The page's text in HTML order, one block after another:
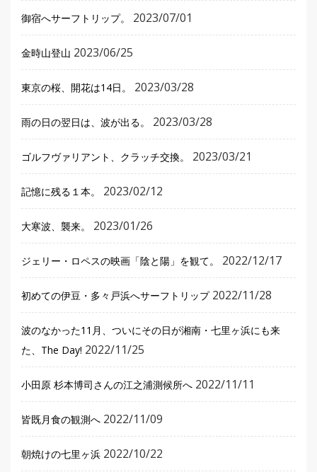
御宿へサーフトリップ。 2023/07/01
金時山登山 2023/06/25
東京の桜、開花は14日。 2023/03/28
雨の日の翌日は、波が出る。 2023/03/28
ゴルフヴァリアント、クラッチ交換。 2023/03/21
記憶に残る１本。 2023/02/12
大寒波、襲来。 2023/01/26
ジェリー・ロペスの映画「陰と陽」を観て。 2022/12/17
初めての伊豆・多々戸浜へサーフトリップ 2022/11/28
波のなかった11月、ついにその日が湘南・七里ヶ浜にも来
た、The Day! 2022/11/25
小田原 杉本博司さんの江之浦測候所へ 2022/11/11
皆既月食の観測へ 2022/11/09
朝焼けの七里ヶ浜 2022/10/22